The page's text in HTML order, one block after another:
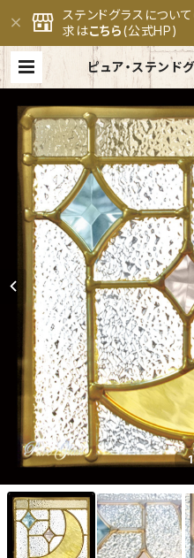
ステンドグラスについ
求はこちら(公式HP)
ピュア・ステン
ブンホーム ステ
1